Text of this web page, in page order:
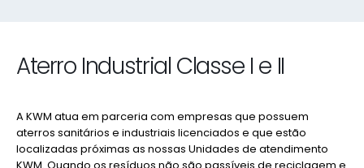
Aterro Industrial Classe I e II
A KWM atua em parceria com empresas que possuem
aterros sanitários e industriais licenciados e que estão
localizadas próximas as nossas Unidades de atendimento